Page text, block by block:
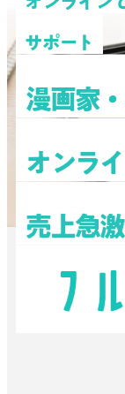
サポート
漫画家
オンラ
売上急